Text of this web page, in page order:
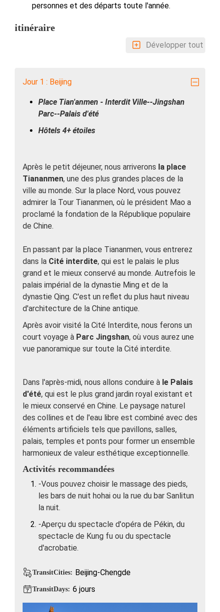
personnes et des départs toute l'année.
itinéraire
Développer tout
Jour 1 : Beijing
Place Tian'anmen - Interdit Ville--Jingshan
Parc--Palais d'été
Hôtels 4+ étoiles
Après le petit déjeuner, nous arriverons la place
Tiananmen, une des plus grandes places de la
ville au monde. Sur la place Nord, vous pouvez
admirer la Tour Tiananmen, où le président Mao a
proclamé la fondation de la République populaire
de Chine.
En passant par la place Tiananmen, vous entrerez
dans la Cité interdite, qui est le palais le plus
grand et le mieux conservé au monde. Autrefois le
palais impérial de la dynastie Ming et de la
dynastie Qing. C'est un reflet du plus haut niveau
d'architecture de la Chine antique.
Après avoir visité la Cité Interdite, nous ferons un
court voyage à Parc Jingshan, où vous aurez une
vue panoramique sur toute la Cité interdite.
Dans l'après-midi, nous allons conduire à le Palais
d'été, qui est le plus grand jardin royal existant et
le mieux conservé en Chine. Le paysage naturel
des collines et de l'eau libre est combiné avec des
éléments artificiels tels que pavillons, salles,
palais, temples et ponts pour former un ensemble
harmonieux de valeur esthétique exceptionnelle.
Activités recommandées
-Vous pouvez choisir le massage des pieds,
les bars de nuit hohai ou la rue du bar Sanlitun
la nuit.
-Aperçu du spectacle d'opéra de Pékin, du
spectacle de Kung fu ou du spectacle
d'acrobatie.
TransitCities: Beijing-Chengde
TransitDays: 6 jours